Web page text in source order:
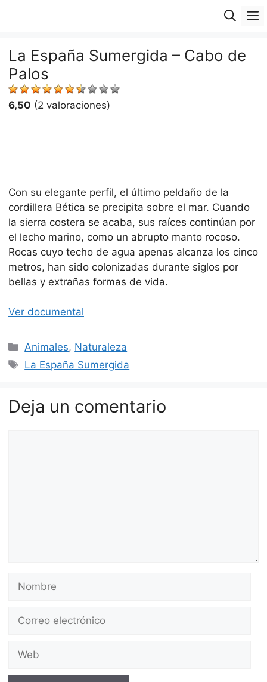
La España Sumergida – Cabo de
Palos
6,50 (2 valoraciones)
Con su elegante perfil, el último peldaño de la
cordillera Bética se precipita sobre el mar. Cuando
la sierra costera se acaba, sus raíces continúan por
el lecho marino, como un abrupto manto rocoso.
Rocas cuyo techo de agua apenas alcanza los cinco
metros, han sido colonizadas durante siglos por
bellas y extrañas formas de vida.
Ver documental
Categorías
Animales, Naturaleza
Etiquetas
La España Sumergida
Deja un comentario
electrónico